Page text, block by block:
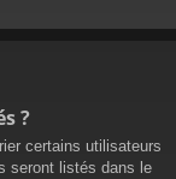
?
certains utilisateurs
seront listés dans le